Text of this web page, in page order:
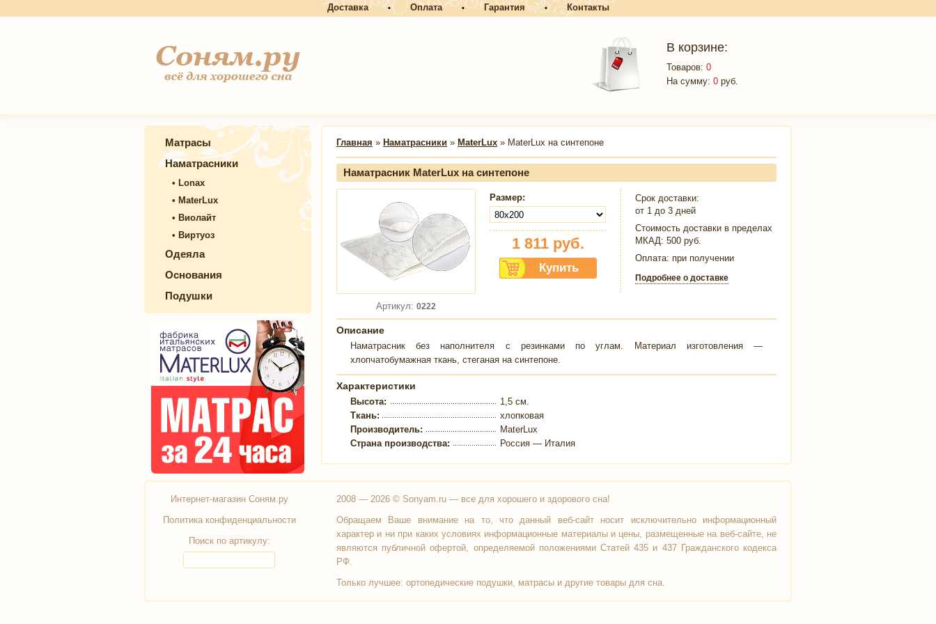
Доставка • Оплата • Гарантия • Контакты
В корзине:
Товаров: 0
На сумму: 0 руб.
Главная » Наматрасники » MaterLux » MaterLux на синтепоне
Наматрасник MaterLux на синтепоне
Артикул: 0222
Размер:
1 811руб.
Срок доставки:
от 1 до 3 дней
Стоимость доставки в пределах
МКАД: 500 руб.
Оплата: при получении
Подробнее о доставке
Описание
Наматрасник без наполнителя с резинками по углам. Материал изготовления —
хлопчатобумажная ткань, стеганая на синтепоне.
Характеристики
Высота:
1,5 см.
Ткань:
хлопковая
Производитель:
MaterLux
Страна производства:
Россия — Италия
Матрасы
Наматрасники
• Lonax
• MaterLux
• Виолайт
• Виртуоз
Одеяла
Основания
Подушки
Интернет-магазин Соням.ру
Политика конфиденциальности
Поиск по артикулу:
2008 — 2026 © Sonyam.ru — все для хорошего и здорового сна!
Обращаем Ваше внимание на то, что данный веб-сайт носит исключительно информационный
характер и ни при каких условиях информационные материалы и цены, размещенные на веб-сайте, не
являются публичной офертой, определяемой положениями Статей 435 и 437 Гражданского кодекса
РФ.
Только лучшее: ортопедические подушки, матрасы и другие товары для сна.